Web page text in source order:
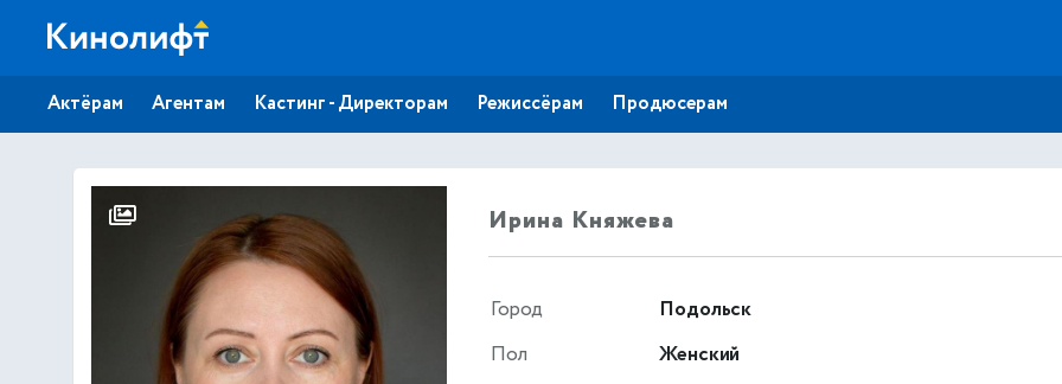
Актёрам Агентам Кастинг - Директорам Режиссёрам Продюсерам
Ирина Княжева
Город
Подольск
Пол
Женский